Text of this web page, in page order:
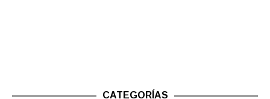
CATEGORÍAS